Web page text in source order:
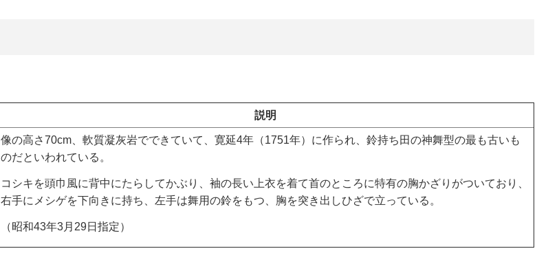
説明
像の高さ70cm、軟質凝灰岩でできていて、寛延4年（1751年）に作られ、鈴持ち田の神舞型の最も古いも
のだといわれている。
コシキを頭巾風に背中にたらしてかぶり、袖の長い上衣を着て首のところに特有の胸かざりがついており、
右手にメシゲを下向きに持ち、左手は舞用の鈴をもつ、胸を突き出しひざで立っている。
（昭和43年3月29日指定）